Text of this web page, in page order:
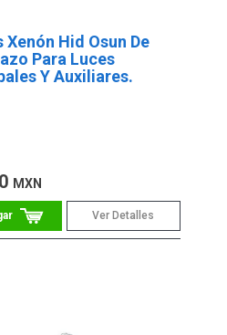
Xenón Hid Osun De
Para Luces
Y Auxiliares.
MXN
Ver Detalles